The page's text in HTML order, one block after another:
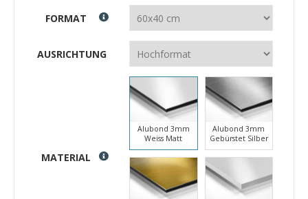
FORMAT
AUSRICHTUNG
MATERIAL
Alubond 3mm
Weiss Matt
Alubond 3mm
Gebürstet Silber